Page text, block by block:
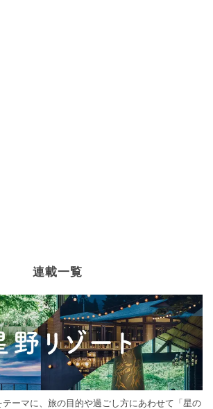
連載一覧
テーマに、旅の目的や過ごし方にあわせて「星の